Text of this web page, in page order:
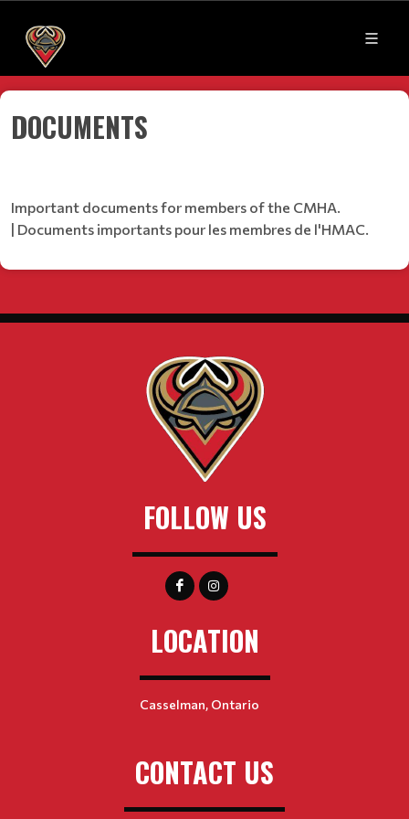
DOCUMENTS
Important documents for members of the CMHA.
| Documents importants pour les membres de l'HMAC.
FOLLOW US
LOCATION
Casselman, Ontario
CONTACT US